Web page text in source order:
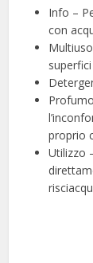
Info –
con
proprio
Utilizzo